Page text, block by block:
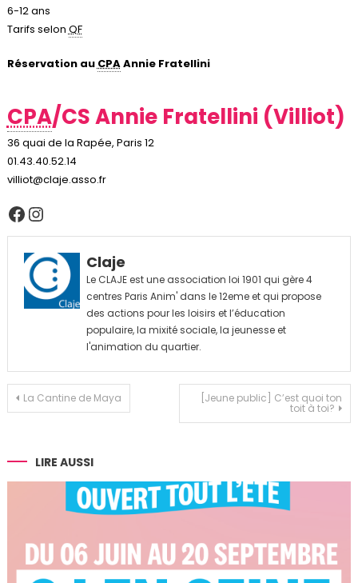
6-12 ans
Tarifs selonQF
Réservation auCPAAnnie Fratellini
CPA/CS Annie Fratellini (Villiot)
36 quai de la Rapée, Paris 12
01.43.40.52.14
villiot@claje.asso.fr
Facebook
Instagram
Claje
Le CLAJE est une association loi 1901 qui gère 4
centres Paris Anim' dans le 12eme et qui propose
des actions pour les loisirs et l’éducation
populaire, la mixité sociale, la jeunesse et
l'animation du quartier.
Navigation
l’article
La Cantine de Maya [Jeune public] C’est quoi ton
toit à toi?
LIRE AUSSI